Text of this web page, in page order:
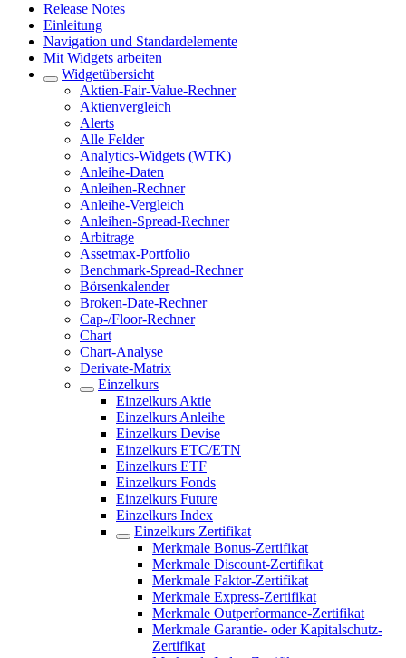
Release Notes
Einleitung
Navigation und Standardelemente
Mit Widgets arbeiten
Widgetübersicht
Aktien-Fair-Value-Rechner
Aktienvergleich
Alerts
Alle Felder
Analytics-Widgets (WTK)
Anleihe-Daten
Anleihen-Rechner
Anleihe-Vergleich
Anleihen-Spread-Rechner
Arbitrage
Assetmax-Portfolio
Benchmark-Spread-Rechner
Börsenkalender
Broken-Date-Rechner
Cap-/Floor-Rechner
Chart
Chart-Analyse
Derivate-Matrix
Einzelkurs
Einzelkurs Aktie
Einzelkurs Anleihe
Einzelkurs Devise
Einzelkurs ETC/ETN
Einzelkurs ETF
Einzelkurs Fonds
Einzelkurs Future
Einzelkurs Index
Einzelkurs Zertifikat
Merkmale Bonus-Zertifikat
Merkmale Discount-Zertifikat
Merkmale Faktor-Zertifikat
Merkmale Express-Zertifikat
Merkmale Outperformance-Zertifikat
Merkmale Garantie- oder Kapitalschutz-
Zertifikat